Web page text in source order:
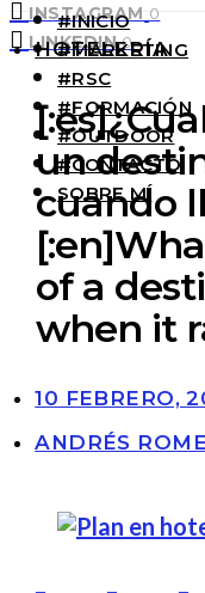
INSTAGRAM 0
LINKEDIN 0
#INICIO
#MARKETING
#RSC
#FORMACIÓN
#OUTDOOR
#CONTACTO
SOBRE MÍ
HOTELERÍA
un
cuando
of a
when it
10 FEBRERO,
ANDRÉS